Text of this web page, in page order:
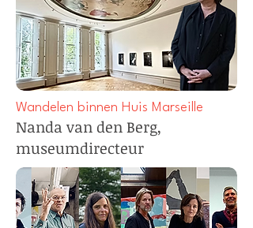
Wandelen binnen Huis Marseille
Nanda van den Berg,
museumdirecteur